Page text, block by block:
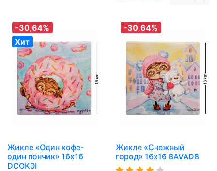
-30,64%
Хит
Жикле «Один кофе-
один пончик» 16х16
DCOK0I
-30,64%
Жикле «Снежный
город» 16х16 BAVAD8